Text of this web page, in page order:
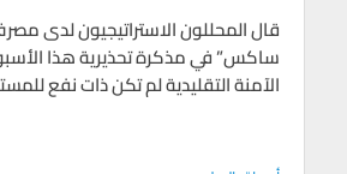
قال المحللون الاستراتيجيون لدى
ساكس” في مذكرة تحذيرية هذا
الآمنة التقليدية لم تكن ذات نفع